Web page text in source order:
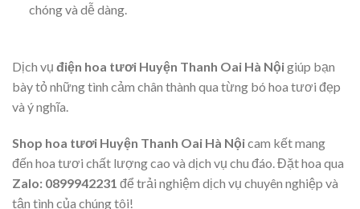
chóng và dễ dàng.
Dịch vụ điện hoa tươi Huyện Thanh Oai Hà Nộigiúp bạn
bày tỏ những tình cảm chân thành qua từng bó hoa tươi đẹp
và ý nghĩa.
Shop hoa tươi Huyện Thanh Oai Hà Nộicam kết mang
đến hoa tươi chất lượng cao và dịch vụ chu đáo. Đặt hoa qua
Zalo: 0899942231 để trải nghiệm dịch vụ chuyên nghiệp và
tận tình của chúng tôi!